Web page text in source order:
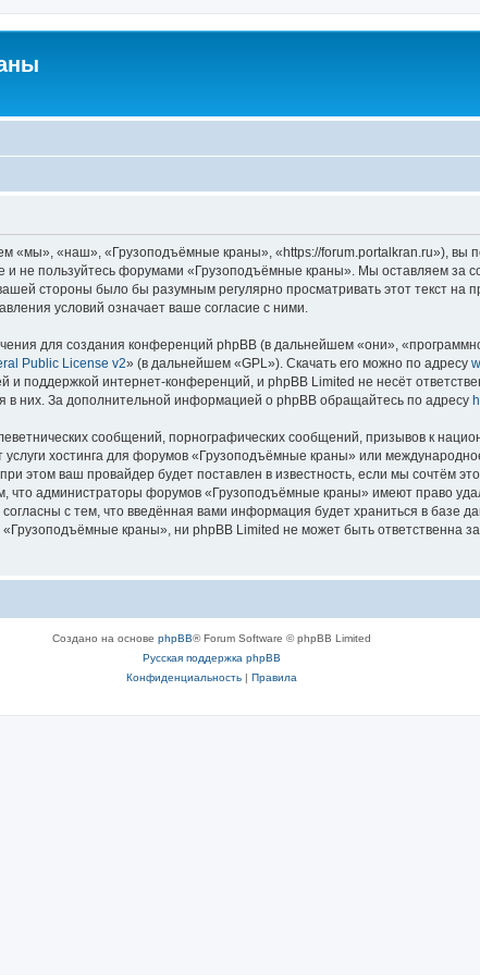
«наш», «Грузоподъёмные краны», «https://forum.portalkran.ru»), вы
и не пользуйтесь форумами «Грузоподъёмные краны». Мы оставляем за
стороны было бы разумным регулярно просматривать этот текст на
условий означает ваше согласие с ними.
для создания конференций phpBB (в дальнейшем «они»,
Public License v2» (в дальнейшем «GPL»). Скачать его можно по адресу
и поддержкой интернет-конференций, и phpBB Limited не несёт
в них. За дополнительной информацией о phpBB обращайтесь по адресу
сообщений, порнографических сообщений, призывов к
хостинга для форумов «Грузоподъёмные краны» или
этом ваш провайдер будет поставлен в известность, если мы сочтём
что администраторы форумов «Грузоподъёмные краны» имеют право
с тем, что введённая вами информация будет храниться в базе
краны», ни phpBB Limited не может быть ответственна за
Создано на основе phpBB® Forum Software © phpBB Limited
Русская поддержка phpBB
Конфиденциальность| Правила